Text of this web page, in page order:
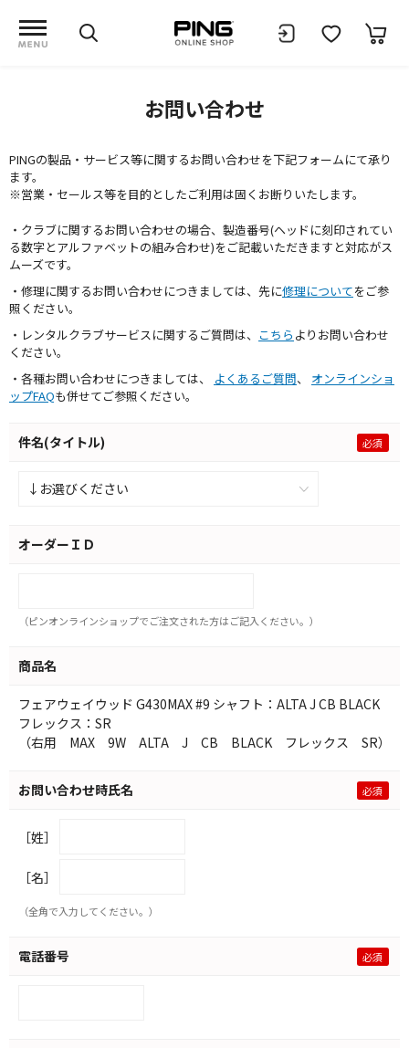
お問い合わせ
PINGの製品・サービス等に関するお問い合わせを下記フォームにて承り
ます。
※営業・セールス等を目的としたご利用は固くお断りいたします。
・クラブに関するお問い合わせの場合、製造番号(ヘッドに刻印されてい
る数字とアルファベットの組み合わせ)をご記載いただきますと対応がス
ムーズです。
・修理に関するお問い合わせにつきましては、先に修理についてをご参
照ください。
・レンタルクラブサービスに関するご質問は、 こちら よりお問い合わせ
ください。
・各種お問い合わせにつきましては、
よくあるご質問、 オンラインショ
ップFAQも併せてご参照ください。
件名(タイトル)
オーダーＩＤ
（ピンオンラインショップでご注文された方はご記入ください。）
商品名
フェアウェイウッド G430MAX #9 シャフト：ALTA J CB BLACK
フレックス：SR
（右用 MAX 9W ALTA J CB BLACK フレックス SR）
お問い合わせ時氏名
［姓］
［名］
（全角で入力してください。）
電話番号